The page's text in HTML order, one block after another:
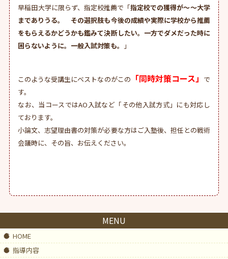
早稲田大学に限らず、指定校推薦で「指定校での獲得が～～大学
までありうる。 その選択肢も今後の成績や実際に学校から推薦
をもらえるかどうかも鑑みて決断したい。一方でダメだった時に
困らないように。一般入試対策も。
」
このような受講生にベストなのがこの 「同時対策コース」 で
す。
なお、当コースではAO入試など「その他入試方式」にも対応し
ております。
小論文、志望理由書の対策が必要な方はご入塾後、担任との戦術
会議時に、その旨、お伝えください。
MENU
HOME
指導内容